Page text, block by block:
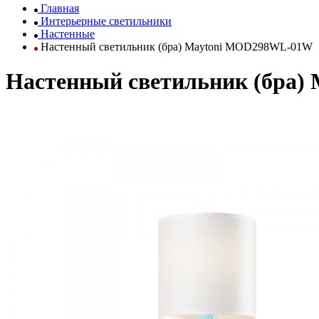
Главная
Интерьерные светильники
Настенные
Настенный светильник (бра) Maytoni MOD298WL-01W
Настенный светильник